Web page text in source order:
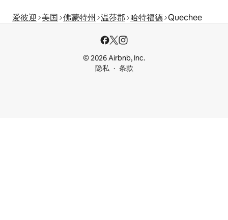
爱彼迎 美国 佛蒙特州 温莎郡 哈特福德 Quechee
© 2026 Airbnb, Inc.
隐私
条款